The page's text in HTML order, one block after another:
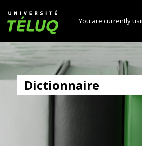
Université TÉLUQ
You are currently
Dictionnaire